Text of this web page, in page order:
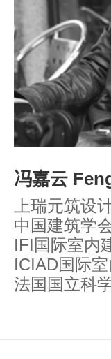
冯嘉云
上瑞元筑设
中国建筑学
IFI国际室内
ICIAD国际
法国国立科